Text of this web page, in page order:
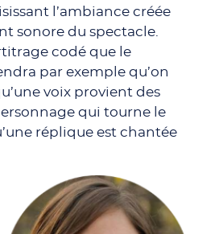
l’ambiance créée
sonore du spectacle.
codé que le
par exemple qu’on
voix provient des
qui tourne le
réplique est chantée